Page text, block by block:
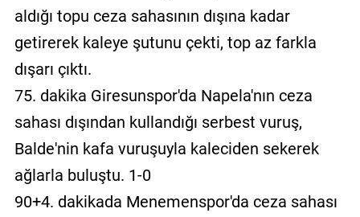
aldığı topu ceza sahasının dışına kadar
getirerek kaleye şutunu çekti, top az farkla
dışarı çıktı.
75. dakika Giresunspor'da Napela'nın ceza
sahası dışından kullandığı serbest vuruş,
Balde'nin kafa vuruşuyla kaleciden sekerek
ağlarla buluştu. 1-0
90+4. dakikada Menemenspor'da ceza sahası